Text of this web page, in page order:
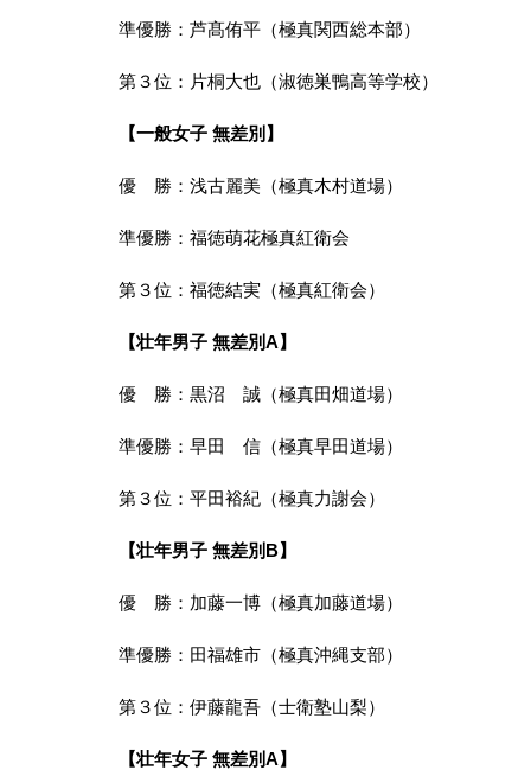
準優勝：芦髙侑平（極真関西総本部）
第３位：片桐大也（淑徳巣鴨高等学校）
【一般女子 無差別】
優　勝：浅古麗美（極真木村道場）
準優勝：福徳萌花極真紅衛会
第３位：福徳結実（極真紅衛会）
【壮年男子 無差別A】
優　勝：黒沼　誠（極真田畑道場）
準優勝：早田　信（極真早田道場）
第３位：平田裕紀（極真力謝会）
【壮年男子 無差別B】
優　勝：加藤一博（極真加藤道場）
準優勝：田福雄市（極真沖縄支部）
第３位：伊藤龍吾（士衛塾山梨）
【壮年女子 無差別A】